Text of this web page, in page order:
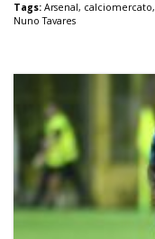
Tags: Arsenal, calciomercato,
Nuno Tavares